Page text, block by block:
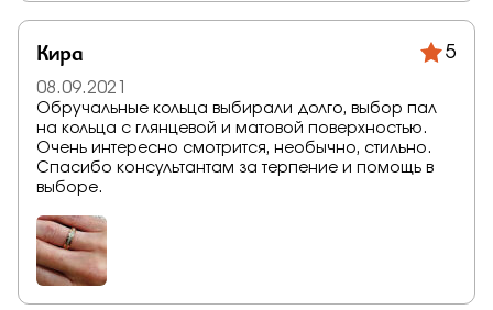
Кира 5
08.09.2021
Обручальные кольца выбирали долго, выбор пал
на кольца с глянцевой и матовой поверхностью.
Очень интересно смотрится, необычно, стильно.
Спасибо консультантам за терпение и помощь в
выборе.